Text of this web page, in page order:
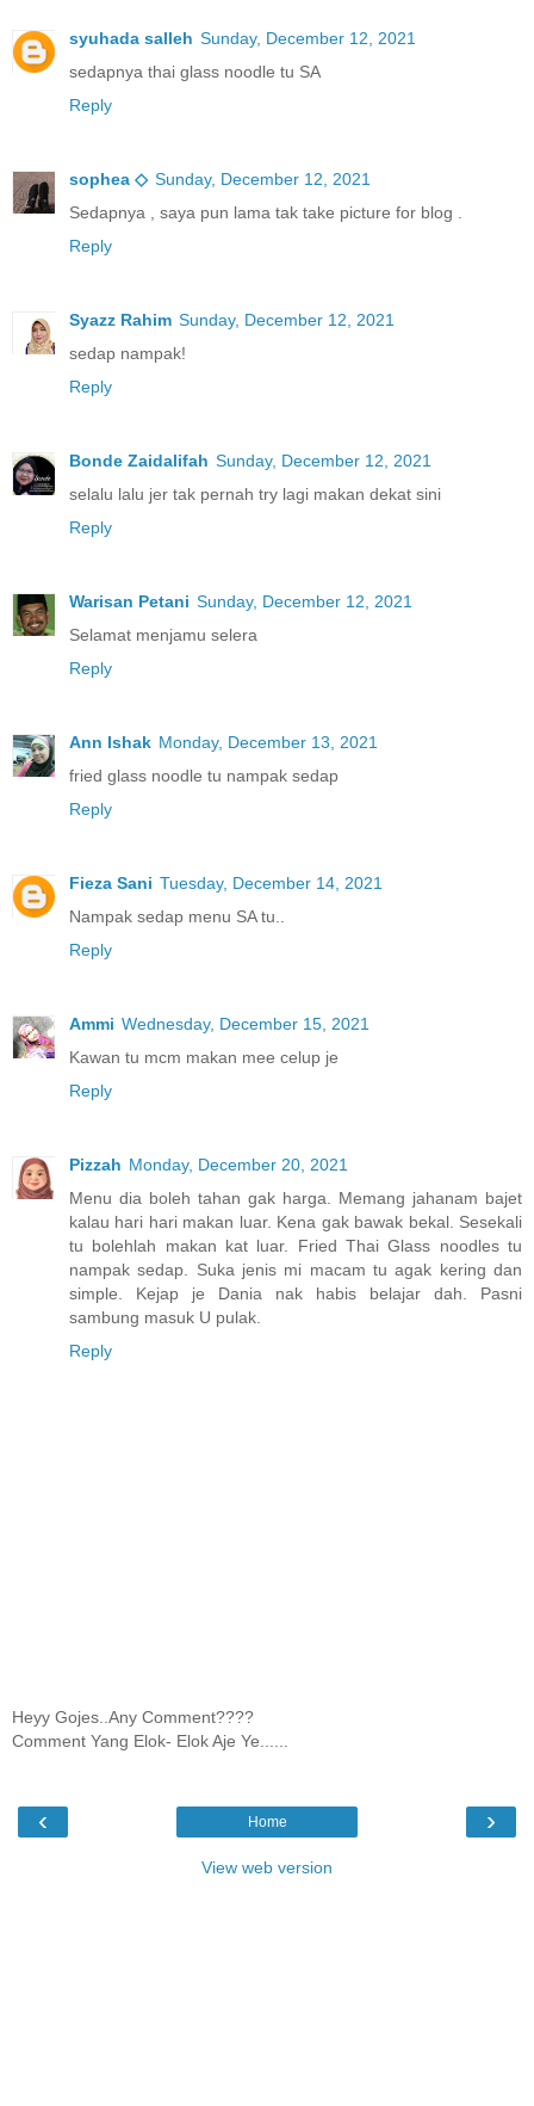
syuhada salleh Sunday, December 12, 2021
sedapnya thai glass noodle tu SA
Reply
sophea ◇ Sunday, December 12, 2021
Sedapnya , saya pun lama tak take picture for blog .
Reply
Syazz Rahim Sunday, December 12, 2021
sedap nampak!
Reply
Bonde Zaidalifah Sunday, December 12, 2021
selalu lalu jer tak pernah try lagi makan dekat sini
Reply
Warisan Petani Sunday, December 12, 2021
Selamat menjamu selera
Reply
Ann Ishak Monday, December 13, 2021
fried glass noodle tu nampak sedap
Reply
Fieza Sani Tuesday, December 14, 2021
Nampak sedap menu SA tu..
Reply
Ammi Wednesday, December 15, 2021
Kawan tu mcm makan mee celup je
Reply
Pizzah Monday, December 20, 2021
Menu dia boleh tahan gak harga. Memang jahanam bajet
kalau hari hari makan luar. Kena gak bawak bekal. Sesekali
tu bolehlah makan kat luar. Fried Thai Glass noodles tu
nampak sedap. Suka jenis mi macam tu agak kering dan
simple. Kejap je Dania nak habis belajar dah. Pasni
sambung masuk U pulak.
Reply
Heyy Gojes..Any Comment????
Comment Yang Elok- Elok Aje Ye......
‹ ›
Home
View web version